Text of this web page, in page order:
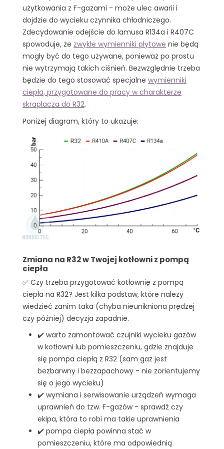
użytkowania z F-gazami - może ulec awarii i
dojdzie do wycieku czynnika chłodniczego.
Zdecydowanie odejście do lamusa R134a i R407C
spowoduje, że zwykłe wymienniki płytowe nie będą
mogły być do tego używane, ponieważ po prostu
nie wytrzymają takich ciśnień. Bezwzględnie trzeba
będzie do tego stosować specjalne wymienniki
ciepła, przygotowane do pracy w charakterze
skraplacza do R32.
Poniżej diagram, który to ukazuje:
Zmiana na R32 w Twojej kotłowni z pompą
ciepła
✅ Czy trzeba przygotować kotłownię z pompą
ciepła na R32? Jest kilka podstaw, które należy
wiedzieć zanim taka (chyba nieunikniona prędzej
czy później) decyzja zapadnie.
✔️ warto zamontować czujniki wycieku gazów
w kotłowni lub pomieszczeniu, gdzie znajduje
się pompa ciepłą z R32 (sam gaz jest
bezbarwny i bezzapachowy - nie zorientujemy
się o jego wycieku)
✔️ wymiana i serwisowanie urządzeń wymaga
uprawnień do tzw. F-gazów - sprawdź czy
ekipa, która to robi ma takie uprawnienia
✔️ pompa ciepła powinna stać w
pomieszczeniu, które ma odpowiednią